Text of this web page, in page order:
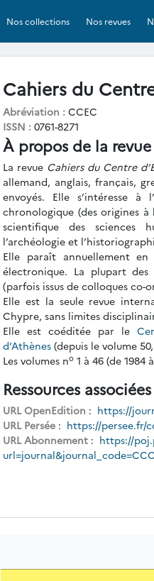
Nos collections Nos revues
Cahiers du
Abréviation : CCEC
ISSN : 0761-8271
À propos de la revue
La revue Cahiers du Centre
allemand, anglais, français,
envoyés. Elle s’intéresse
chronologique (des origines
scientifique des sciences
l’archéologie et
Elle paraît annuellement
électronique. La plupart des
(parfois issus de colloques co-
Elle est la seule revue
Chypre, sans limites
Elle est coéditée par le
d’Athènes (depuis le volume
Les volumes no 1 à 46 (de 1984
Ressources associées
URL OpenEdition : https://
URL Persée : https://persee.fr/
URL Abonnement : https://
url=journal&journal_code=CCC